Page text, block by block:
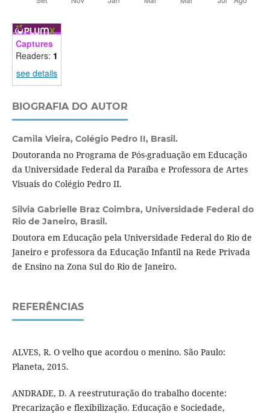
Captures
Readers: 1
see details
BIOGRAFIA DO AUTOR
Camila Vieira, Colégio Pedro II, Brasil.
Doutoranda no Programa de Pós-graduação em Educação
da Universidade Federal da Paraíba e Professora de Artes
Visuais do Colégio Pedro II.
Silvia Gabrielle Braz Coimbra, Universidade Federal do
Rio de Janeiro, Brasil.
Doutora em Educação pela Universidade Federal do Rio de
Janeiro e professora da Educação Infantil na Rede Privada
de Ensino na Zona Sul do Rio de Janeiro.
REFERÊNCIAS
ALVES, R. O velho que acordou o menino. São Paulo:
Planeta, 2015.
ANDRADE, D. A reestruturação do trabalho docente:
Precarização e flexibilização. Educação e Sociedade,